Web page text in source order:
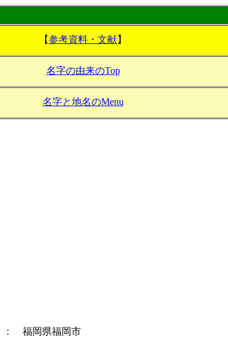
【参考資料・文献】
名字の由来のTop
名字と地名のMenu
： 福岡県福岡市